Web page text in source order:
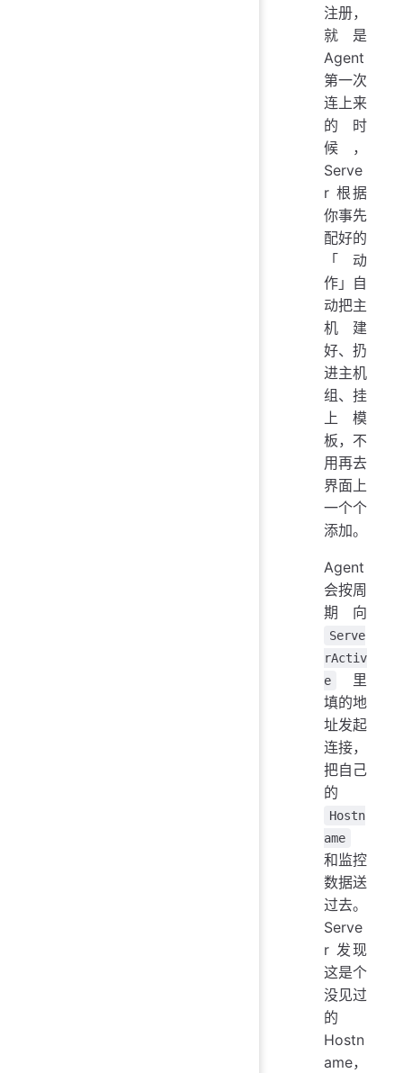
注册，
就是
Agent
第一次
连上来
的时
候，
Serve
r 根据
你事先
配好的
「动
作」自
动把主
机建
好、扔
进主机
组、挂
上模
板，不
用再去
界面上
一个个
添加。
Agent
会按周
期向
Serve
rActiv
e
里
填的地
址发起
连接，
把自己
的
Hostn
ame
和监控
数据送
过去。
Serve
r 发现
这是个
没见过
的
Hostn
ame，